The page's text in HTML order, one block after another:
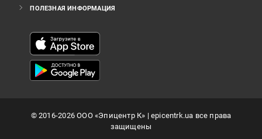
ПОЛЕЗНАЯ ИНФОРМАЦИЯ
©2016-2026ООО «Эпицентр К» | epicentrk.ua все права
защищены